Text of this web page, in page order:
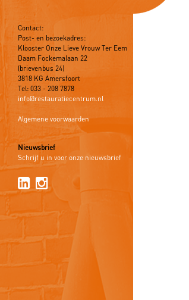
Contact:
Post- en bezoekadres:
Klooster Onze Lieve Vrouw Ter Eem
Daam Fockemalaan 22
(brievenbus 24)
3818 KG Amersfoort
Tel: 033 - 208 7878
info@restauratiecentrum.nl
Algemene voorwaarden
Nieuwsbrief
Schrijf u in voor onze nieuwsbrief